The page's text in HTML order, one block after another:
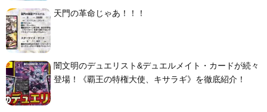
天門の革命じゃあ！！！
闇文明のデュエリスト&デュエルメイト・カードが続々
登場！《覇王の特権大使、キサラギ》を徹底紹介！